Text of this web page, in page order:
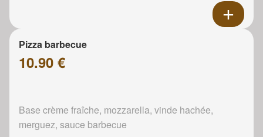
Pizza barbecue
10.90 €
Base crème fraîche, mozzarella, vinde hachée,
merguez, sauce barbecue